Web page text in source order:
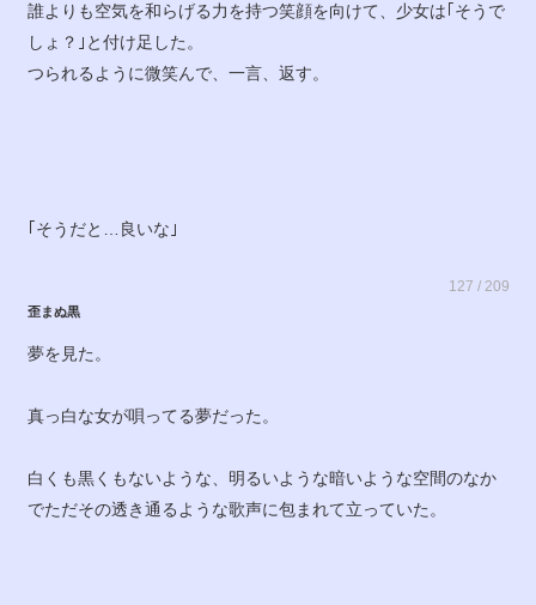
誰よりも空気を和らげる力を持つ笑顔を向けて、少女は｢そうで
しょ？｣と付け足した。
つられるように微笑んで、一言、返す。
｢そうだと…良いな｣
127 / 209
歪まぬ黒
夢を見た。
真っ白な女が唄ってる夢だった。
白くも黒くもないような、明るいような暗いような空間のなか
でただその透き通るような歌声に包まれて立っていた。